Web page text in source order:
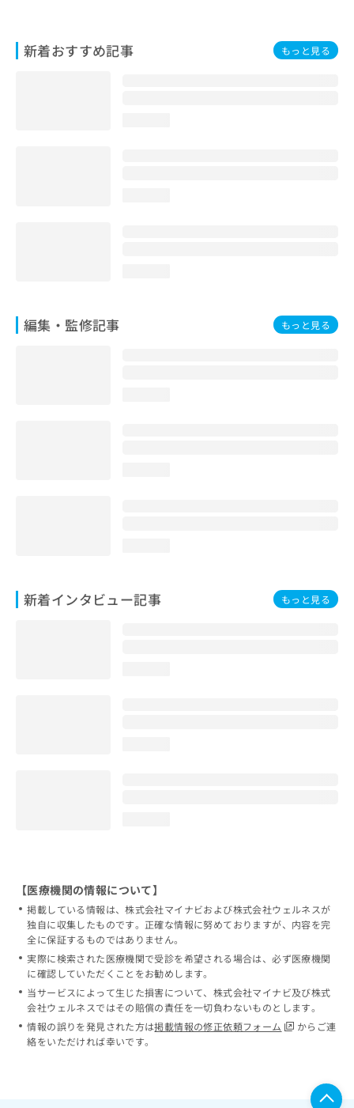
新着おすすめ記事 もっと見る
編集・監修記事 もっと見る
新着インタビュー記事 もっと見る
い
合
【医療機関の情報について】
掲載している情報は、株式会社マイナビおよび株式会社ウェルネスが
独自に収集したものです。正確な情報に努めておりますが、内容を完
全に保証するものではありません。
実際に検索された医療機関で受診を希望される場合は、必ず医療機関
に確認していただくことをお勧めします。
当サービスによって生じた損害について、株式会社マイナビ及び株式
会社ウェルネスではその賠償の責任を一切負わないものとします。
情報の誤りを発見された方は掲載情報の修正依頼フォーム
からご連
絡をいただければ幸いです。